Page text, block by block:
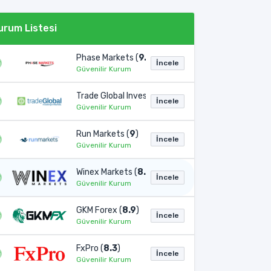
hisse senetleri, değerli metaller, enerji piyasaları ve global
Listesi
Phase Markets (9.1 )
Güvenilir Kurum
İncele
Trade Global Invest (9)
Güvenilir Kurum
İncele
Run Markets (9)
Güvenilir Kurum
İncele
Winex Markets (8.9)
Güvenilir Kurum
İncele
GKM Forex (8.9)
Güvenilir Kurum
İncele
FxPro (8.3)
Güvenilir Kurum
İncele